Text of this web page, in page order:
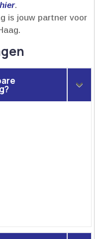
hier.​
is jouw partner voor